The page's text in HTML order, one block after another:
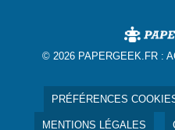
© 2026 PAPERGEEK.FR :
PRÉFÉRENCES
MENTIONS LÉGALES